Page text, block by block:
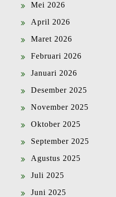
Mei 2026
April 2026
Maret 2026
Februari 2026
Januari 2026
Desember 2025
November 2025
Oktober 2025
September 2025
Agustus 2025
Juli 2025
Juni 2025